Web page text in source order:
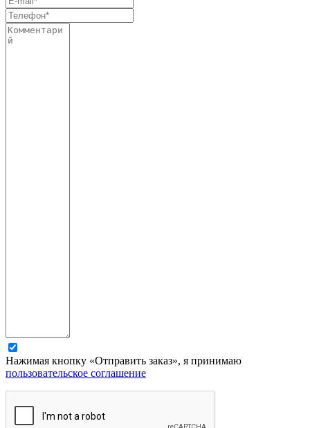
Нажимая кнопку «Отправить заказ», я принимаю
пользовательское соглашение